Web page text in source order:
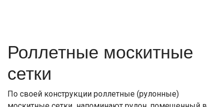
Роллетные москитные
сетки
По своей конструкции роллетные (рулонные)